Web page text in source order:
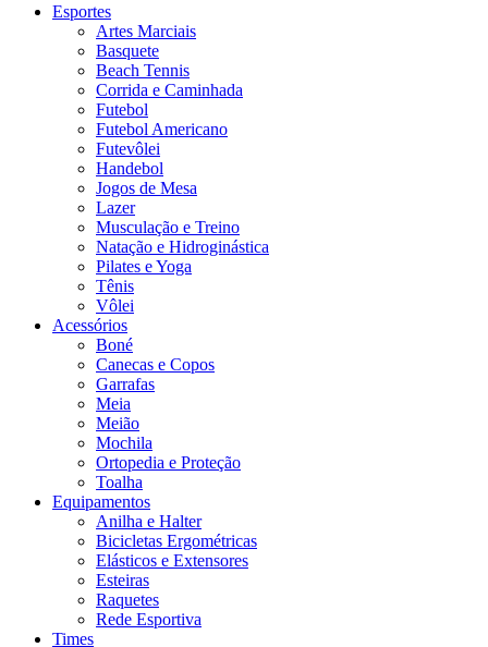
Esportes
Artes Marciais
Basquete
Beach Tennis
Corrida e Caminhada
Futebol
Futebol Americano
Futevôlei
Handebol
Jogos de Mesa
Lazer
Musculação e Treino
Natação e Hidroginástica
Pilates e Yoga
Tênis
Vôlei
Acessórios
Boné
Canecas e Copos
Garrafas
Meia
Meião
Mochila
Ortopedia e Proteção
Toalha
Equipamentos
Anilha e Halter
Bicicletas Ergométricas
Elásticos e Extensores
Esteiras
Raquetes
Rede Esportiva
Times